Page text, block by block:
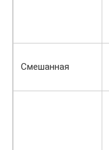
Смешанная